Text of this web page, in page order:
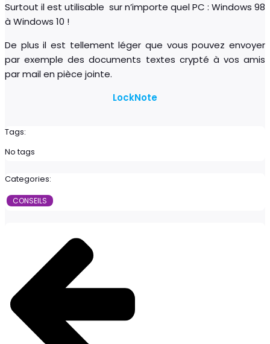
Surtout il est utilisable sur n’importe quel PC : Windows 98
à Windows 10 !
De plus il est tellement léger que vous pouvez envoyer
par exemple des documents textes crypté à vos amis
par mail en pièce jointe.
LockNote
Tags:
No tags
Categories:
CONSEILS